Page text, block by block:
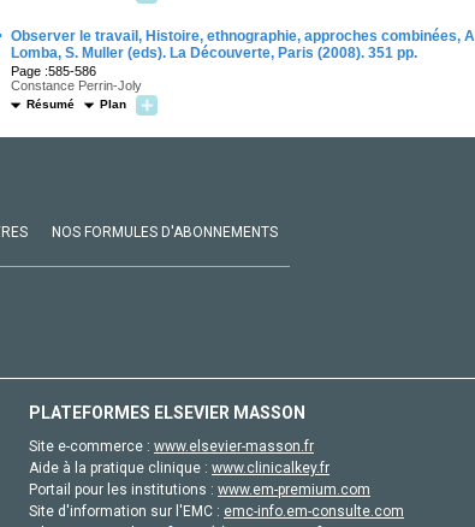
Observer le travail, Histoire, ethnographie, approches combinées,
Lomba, S. Muller (eds). La Découverte, Paris (2008). 351 pp.
Page :585-586
Constance Perrin-Joly
Résumé Plan
NOS FORMULES D'ABONNEMENTS
PLATEFORMES ELSEVIER MASSON
Site e-commerce : www.elsevier-masson.fr
Aide à la pratique clinique : www.clinicalkey.fr
Portail pour les institutions : www.em-premium.com
Site d'information sur l'EMC : emc-info.em-consulte.com